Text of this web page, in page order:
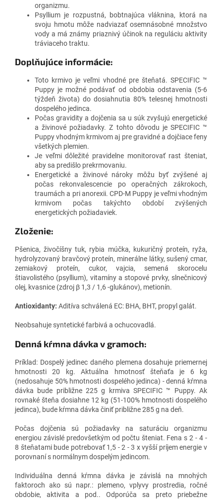
organizmu.
Psyllium je rozpustná, bobtnajúca vláknina, ktorá na
svoju hmotu môže nadviazať osemnásobné množstvo
vody a má známy priaznivý účinok na reguláciu aktivity
tráviaceho traktu.
Doplňujúce informácie:
Toto krmivo je veľmi vhodné pre šteňatá. SPECIFIC ™
Puppy je možné podávať od obdobia odstavenia (5-6
týždeň života) do dosiahnutia 80% telesnej hmotnosti
dospelého jedinca.
Počas gravidity a dojčenia sa u súk zvyšujú energetické
a živinové požiadavky. Z tohto dôvodu je SPECIFIC ™
Puppy vhodným krmivom aj pre gravidné a dojčiace feny
všetkých plemien.
Je veľmi dôležité pravidelne monitorovať rast šteniat,
aby sa predišlo prekrmovaniu.
Energetické a živinové nároky môžu byť zvýšené aj
počas rekonvalescencie po operačných zákrokoch,
traumách a pri anorexii. CPD-M Puppy je veľmi vhodným
krmivom počas takýchto období zvýšených
energetických požiadaviek.
Zloženie:
Pšenica, živočíšny tuk, rybia múčka, kukuričný proteín, ryža,
hydrolyzovaný bravčový proteín, minerálne látky, sušený cmar,
zemiakový proteín, cukor, vajcia, semená skorocelu
štiavolistého (psyllium), vitamíny a stopové prvky, slnečnicový
olej, kvasnice (zdroj β 1,3 / 1,6 -glukánov), metionín.
Antioxidanty: Aditíva schválená EC: BHA, BHT, propyl galát.
Neobsahuje syntetické farbivá a ochucovadlá.
Denná kŕmna dávka v gramoch:
Príklad: Dospelý jedinec daného plemena dosahuje priemernej
hmotnosti 20 kg.
Aktuálna hmotnosť šteňaťa je 6 kg
(nedosahuje 50% hmotnosti dospelého jedinca) - denná kŕmna
dávka bude približne 225 g krmiva SPECIFIC ™ Puppy. Ak
rovnaké šteňa dosiahne 12 kg (51-100% hmotnosti dospelého
jedinca), bude kŕmna dávka činiť približne 285 g na deň.
Počas dojčenia sú požiadavky na saturáciu organizmu
energiou závislé predovšetkým od počtu šteniat. Fena s 2 - 4 -
8 šteňatami bude potrebovať 1,5 - 2 - 3 x vyšší príjem energie v
porovnaní s normálnym dospelým jedincom.
Individuálna denná kŕmna dávka je závislá na mnohých
faktoroch ako sú napr.: plemeno, vplyvy prostredia, ročné
obdobie, aktivita a pod.. Odporúča sa preto priebežne